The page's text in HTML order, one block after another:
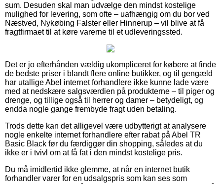
sum. Desuden skal man udvælge den mindst kostelige
mulighed for levering, som ofte – uafhængig om du bor ved
Næstved, Nykøbing Falster eller Hinnerup – vil blive at få
fragtfirmaet til at køre varerne til et udleveringssted.
Det er jo efterhånden vældig ukompliceret for købere at finde
de bedste priser i blandt flere online butikker, og til gengæld
har utallige Abel internet forhandlere ikke kunne lade være
med at nedskære salgsværdien på produkterne – til piger og
drenge, og tillige også til herrer og damer – betydeligt, og
endda nogle gange frembyde fragt uden betaling.
Trods dette kan det alligevel være udbytterigt at analysere
nogle enkelte internet forhandlere efter rabat på Abel TR
Basic Black før du færdiggør din shopping, således at du
ikke er i tvivl om at få fat i den mindst kostelige pris.
Du må imidlertid ikke glemme, at når en internet butik
forhandler varer for en udsalgspris som kan ses som